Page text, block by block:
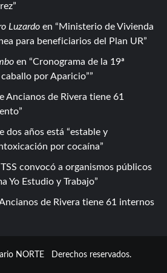
Luzardo en
Ministerio de Vivienda
para beneficiarios del Plan UR
en
Cronograma de la 19ª
por Aparicio”
Ancianos de Rivera tiene 61
dos años está “estable y
por cocaína
convocó a organismos públicos
Yo Estudio y Trabajo
de Rivera tiene 61 internos
NORTEDerechos reservados.